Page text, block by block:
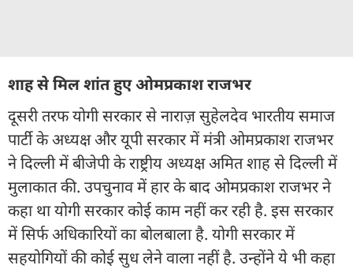
शाह से मिल शांत हुए ओमप्रकाश राजभर
दूसरी तरफ योगी सरकार से नाराज़ सुहेलदेव भारतीय समाज
पार्टी के अध्यक्ष और यूपी सरकार में मंत्री ओमप्रकाश राजभर
ने दिल्ली में बीजेपी के राष्ट्रीय अध्यक्ष अमित शाह से दिल्ली में
मुलाकात की. उपचुनाव में हार के बाद ओमप्रकाश राजभर ने
कहा था योगी सरकार कोई काम नहीं कर रही है. इस सरकार
में सिर्फ अधिकारियों का बोलबाला है. योगी सरकार में
सहयोगियों की कोई सुध लेने वाला नहीं है. उन्होंने ये भी कहा